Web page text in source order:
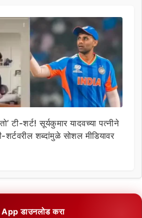
टी-शर्ट! सूर्यकुमार यादवच्या पत्नीने
शब्दांमुळे सोशल मीडियावर
App डाउनलोड करा